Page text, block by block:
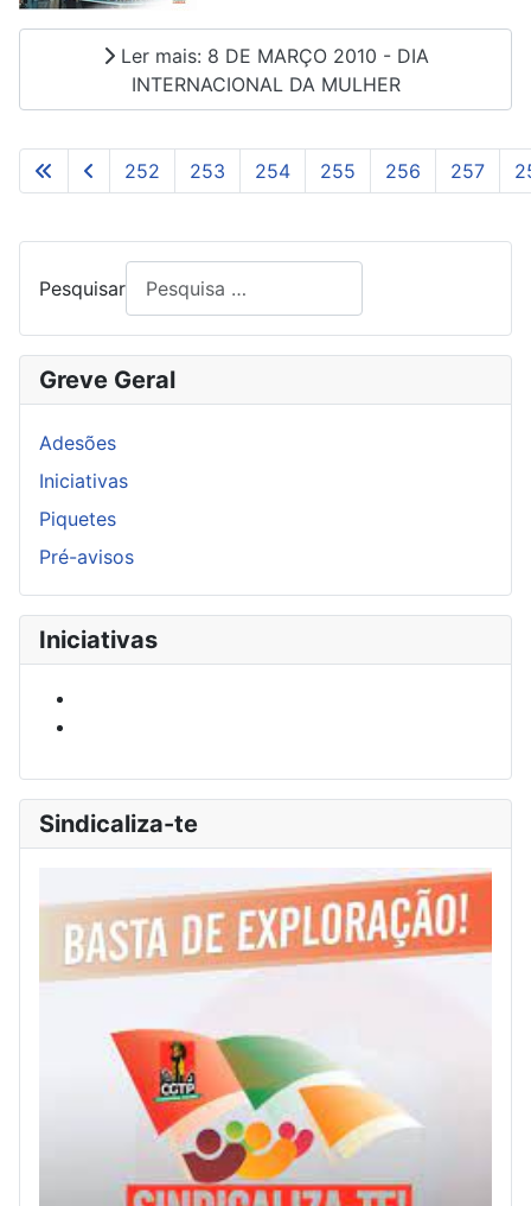
Ler mais: 8 DE MARÇO 2010 - DIA
INTERNACIONAL DA MULHER
Pág. 261 de 261
252 253 254 255 256 257
Pesquisar
Greve Geral
Adesões
Iniciativas
Piquetes
Pré-avisos
Iniciativas
Sindicaliza-te